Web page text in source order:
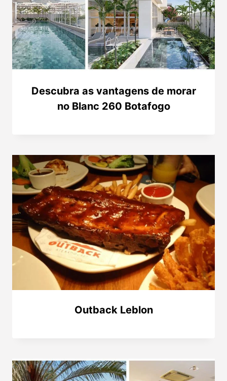
Descubra as vantagens de morar
no Blanc 260 Botafogo
Outback Leblon